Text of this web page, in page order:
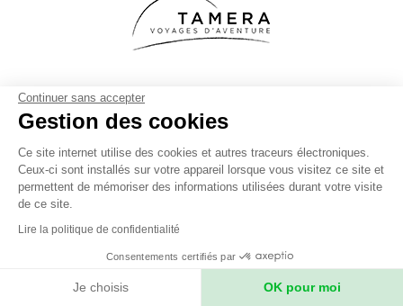
Secret Planet
Continuer sans accepter
Gestion des cookies
Ce site internet utilise des cookies et autres traceurs électroniques.
Ceux-ci sont installés sur votre appareil lorsque vous visitez ce site et
permettent de mémoriser des informations utilisées durant votre visite
de ce site.
Lire la politique de confidentialité
Consentements certifiés par
Je choisis OK pour moi